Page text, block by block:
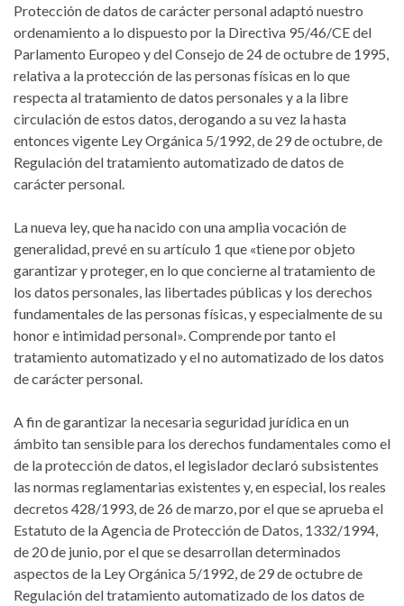
Protección de datos de carácter personal adaptó nuestro
ordenamiento a lo dispuesto por la Directiva 95/46/CE del
Parlamento Europeo y del Consejo de 24 de octubre de 1995,
relativa a la protección de las personas físicas en lo que
respecta al tratamiento de datos personales y a la libre
circulación de estos datos, derogando a su vez la hasta
entonces vigente Ley Orgánica 5/1992, de 29 de octubre, de
Regulación del tratamiento automatizado de datos de
carácter personal.
La nueva ley, que ha nacido con una amplia vocación de
generalidad, prevé en su artículo 1 que «tiene por objeto
garantizar y proteger, en lo que concierne al tratamiento de
los datos personales, las libertades públicas y los derechos
fundamentales de las personas físicas, y especialmente de su
honor e intimidad personal». Comprende por tanto el
tratamiento automatizado y el no automatizado de los datos
de carácter personal.
A fin de garantizar la necesaria seguridad jurídica en un
ámbito tan sensible para los derechos fundamentales como el
de la protección de datos, el legislador declaró subsistentes
las normas reglamentarias existentes y, en especial, los reales
decretos 428/1993, de 26 de marzo, por el que se aprueba el
Estatuto de la Agencia de Protección de Datos, 1332/1994,
de 20 de junio, por el que se desarrollan determinados
aspectos de la Ley Orgánica 5/1992, de 29 de octubre de
Regulación del tratamiento automatizado de los datos de